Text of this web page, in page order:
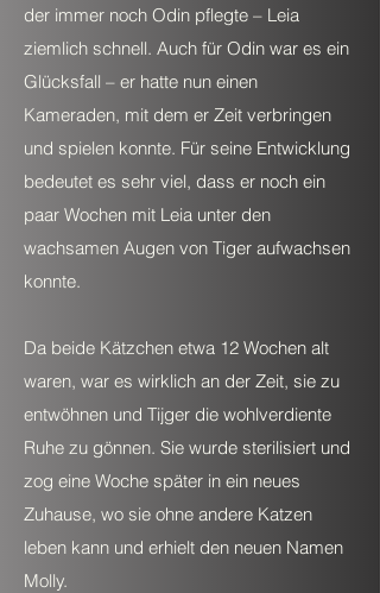
der immer noch Odin pflegte – Leia
ziemlich schnell. Auch für Odin war es ein
Glücksfall – er hatte nun einen
Kameraden, mit dem er Zeit verbringen
und spielen konnte. Für seine Entwicklung
bedeutet es sehr viel, dass er noch ein
paar Wochen mit Leia unter den
wachsamen Augen von Tiger aufwachsen
konnte.
Da beide Kätzchen etwa 12 Wochen alt
waren, war es wirklich an der Zeit, sie zu
entwöhnen und Tijger die wohlverdiente
Ruhe zu gönnen. Sie wurde sterilisiert und
zog eine Woche später in ein neues
Zuhause, wo sie ohne andere Katzen
leben kann und erhielt den neuen Namen
Molly.